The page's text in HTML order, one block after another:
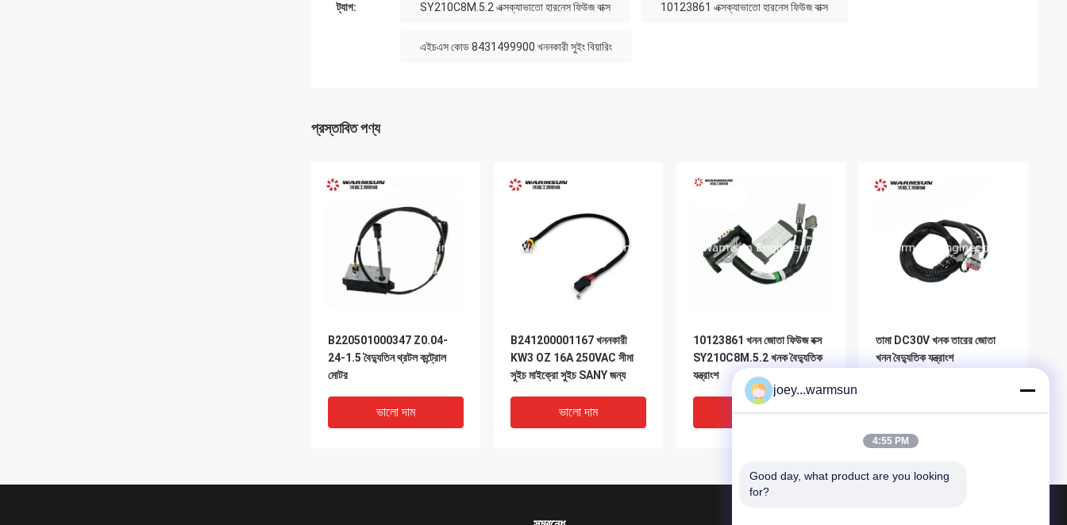
ট্যাগ: SY210C8M.5.2 এক্সক্যাভাতো হারনেস ফিউজ বাক্স 10123861 এক্সক্যাভাতো হারনেস ফিউজ বাক্স
এইচএস কোড 8431499900 খননকারী সুইং বিয়ারিং
প্রস্তাবিত পণ্য
B220501000347 Z0.04-
24-1.5 বৈদ্যুতিন থ্রটল কন্ট্রোল
মোটর
ভালো দাম
B241200001167 খননকারী
KW3 OZ 16A 250VAC সীমা
সুইচ মাইক্রো সুইচ SANY জন্য
ভালো দাম
10123861 খনন জোতা ফিউজ বক্স
SY210C8M.5.2 খনক বৈদ্যুতিক
যন্ত্রাংশ
ভালো দাম
তামা DC30V খনক তারের জোতা
খনন বৈদ্যুতিক যন্ত্রাংশ
ভালো দাম
joey...warmsun
4:55 PM
Good day, what product are you looking
for?